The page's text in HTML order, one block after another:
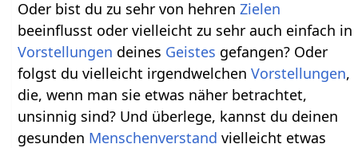
Oder bist du zu sehr von hehrenZielen
beeinflusst oder vielleicht zu sehr auch einfach in
Vorstellungen deines Geistes gefangen? Oder
folgst du vielleicht irgendwelchenVorstellungen,
die, wenn man sie etwas näher betrachtet,
unsinnig sind? Und überlege, kannst du deinen
gesunden Menschenverstand vielleicht etwas